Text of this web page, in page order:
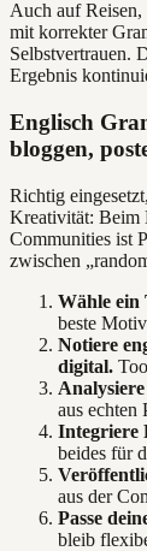
Auch auf
mit korrekter
Selbstvertrauen.
Ergebnis
Englisch
bloggen,
Richtig
Kreativität: Beim
Communities ist
zwischen
Wähle ein
beste
Notiere
digital.
aus echten
Integriere
beides für
aus der
Passe
bleib